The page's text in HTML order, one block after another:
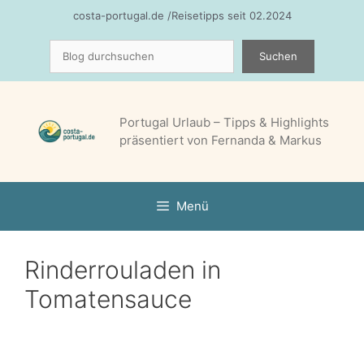
costa-portugal.de /Reisetipps seit 02.2024
Suchen
Portugal Urlaub – Tipps & Highlights
präsentiert von Fernanda & Markus
Menü
Rinderrouladen in
Tomatensauce